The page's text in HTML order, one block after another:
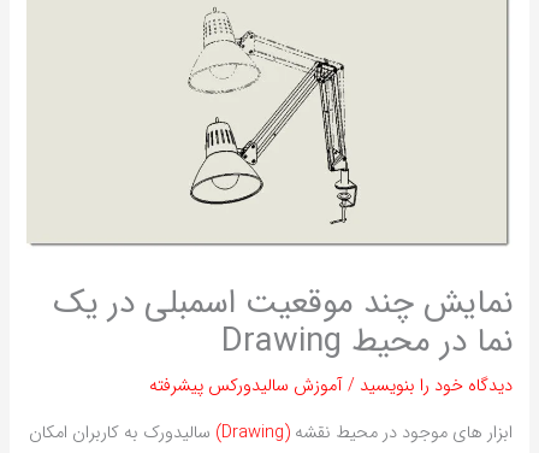
نمایش چند موقعیت اسمبلی در یک
نما در محیط Drawing
دیدگاه‌ خود را بنویسید /آموزش سالیدورکس پیشرفته
ابزار های موجود در محیط نقشه(Drawing)
سالیدورک به کاربران امکان